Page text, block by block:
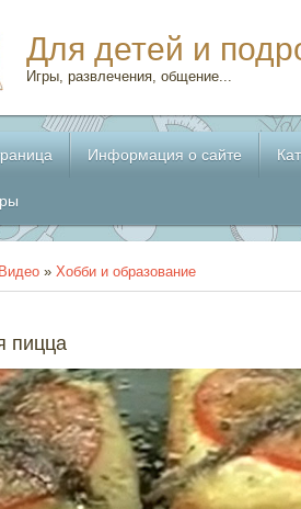
Для детей и
Игры, развлечения, общение...
Информация о сайте
Видео » Хобби и образование
пицца